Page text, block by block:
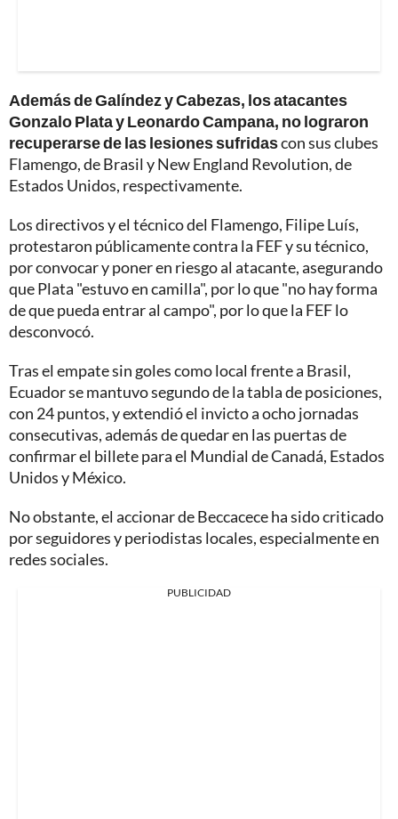
Además de Galíndez y Cabezas, los atacantes
Gonzalo Plata y Leonardo Campana, no lograron
recuperarse de las lesiones sufridascon sus clubes
Flamengo, de Brasil y New England Revolution, de
Estados Unidos, respectivamente.
Los directivos y el técnico del Flamengo, Filipe Luís,
protestaron públicamente contra la FEF y su técnico,
por convocar y poner en riesgo al atacante, asegurando
que Plata "estuvo en camilla", por lo que "no hay forma
de que pueda entrar al campo", por lo que la FEF lo
desconvocó.
Tras el empate sin goles como local frente a Brasil,
Ecuador se mantuvo segundo de la tabla de posiciones,
con 24 puntos, y extendió el invicto a ocho jornadas
consecutivas, además de quedar en las puertas de
confirmar el billete para el Mundial de Canadá, Estados
Unidos y México.
No obstante, el accionar de Beccacece ha sido criticado
por seguidores y periodistas locales, especialmente en
redes sociales.
PUBLICIDAD